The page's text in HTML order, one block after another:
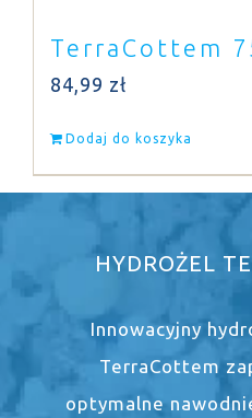
TerraCottem
84,99 zł
Dodaj do koszyka
HYDROŻEL
Innowacyjny
TerraCottem
optymalne